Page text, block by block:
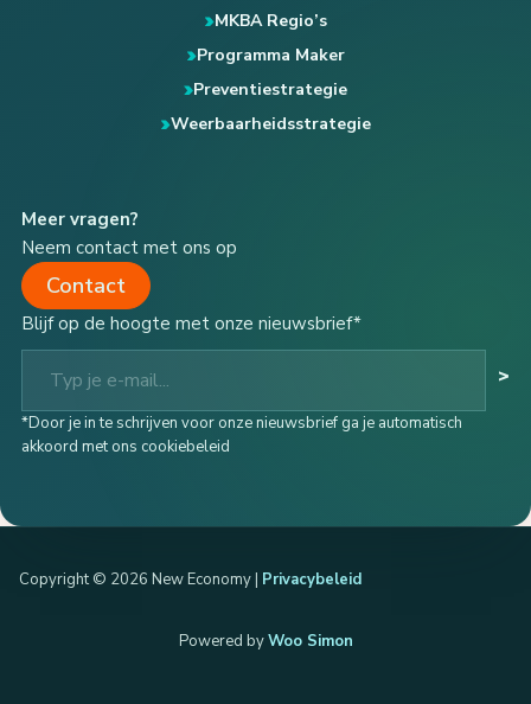
MKBA Regio’s
Programma Maker
Preventiestrategie
Weerbaarheidsstrategie
Meer vragen?
Neem contact met ons op
Contact
Blijf op de hoogte met onze nieuwsbrief*
Typ je e-mail...
>
*Door je in te schrijven voor onze nieuwsbrief ga je automatisch
akkoord met ons cookiebeleid
Copyright © 2026 New Economy | Privacybeleid
Powered byWoo Simon